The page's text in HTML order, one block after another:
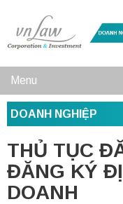
Menu
DOANH NGHIỆP
THỦ TỤC
ĐĂNG KÝ
DOANH